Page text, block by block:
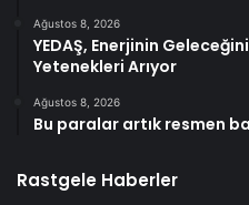
Ağustos 8, 2026
YEDAŞ, Enerjinin
Yetenekleri Arıyor
Ağustos 8, 2026
Bu paralar artık resmen
Rastgele Haberler